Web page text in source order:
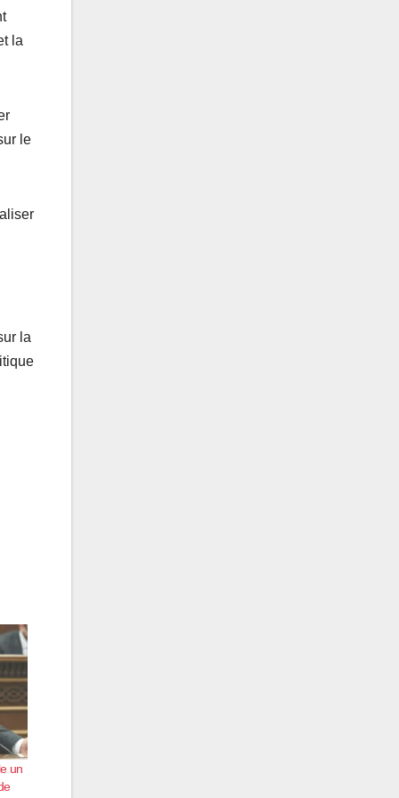
la
le
la
un